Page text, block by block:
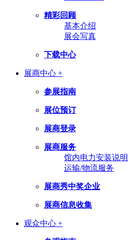
精彩回顾
基本介绍
展会写真
下载中心
展商中心 +
参展指南
展位预订
展商登录
展商服务
馆内电力安装说明
运输/物流服务
展商秀中奖企业
展商信息收集
观众中心 +